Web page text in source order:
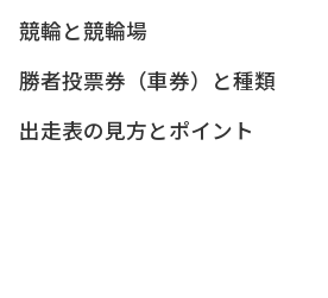
競輪と競輪場
勝者投票券（車券）と種類
出走表の見方とポイント